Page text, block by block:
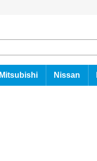
Mitsubishi Nissan